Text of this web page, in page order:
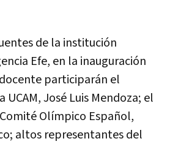
de la institución
Efe, en la inauguración
participarán el
UCAM, José Luis Mendoza; el
Olímpico Español,
altos representantes del